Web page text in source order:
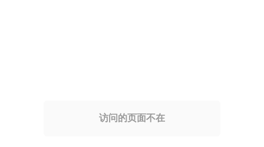
访问的页面不在